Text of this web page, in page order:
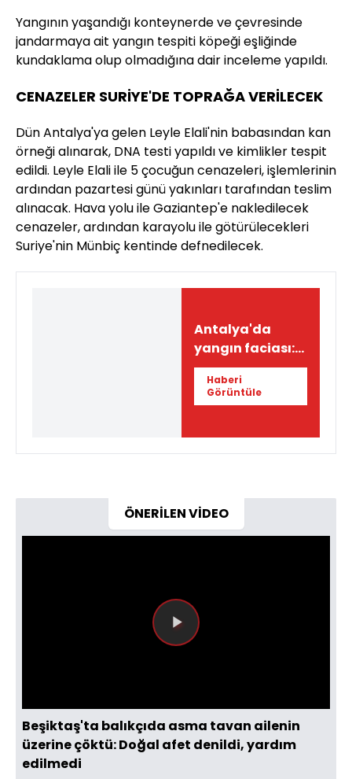
Yangının yaşandığı konteynerde ve çevresinde
jandarmaya ait yangın tespiti köpeği eşliğinde
kundaklama olup olmadığına dair inceleme yapıldı.
CENAZELER SURİYE'DE TOPRAĞA VERİLECEK
Dün Antalya'ya gelen Leyle Elali'nin babasından kan
örneği alınarak, DNA testi yapıldı ve kimlikler tespit
edildi. Leyle Elali ile 5 çocuğun cenazeleri, işlemlerinin
ardından pazartesi günü yakınları tarafından teslim
alınacak. Hava yolu ile Gaziantep'e nakledilecek
cenazeler, ardından karayolu ile götürülecekleri
Suriye'nin Münbiç kentinde defnedilecek.
Antalya'da
yangın faciası:
5'i çocuk, 6 ölü
Haberi
Görüntüle
ÖNERİLEN VİDEO
Videoyu
Beşiktaş'ta balıkçıda asma tavan ailenin
üzerine çöktü: Doğal afet denildi, yardım
edilmedi